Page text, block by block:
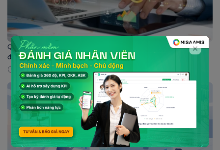
Quản lý OKR – KPI trong Agentic Enterprise: Đột phá từ mục tiêu
đến kết quả
24/12/2025